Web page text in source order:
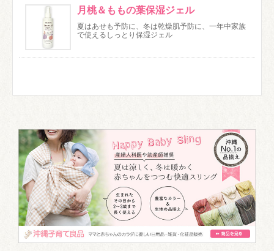
月桃＆ももの葉保湿ジェル
夏はあせも予防に、冬は乾燥肌予防に、一年中家族
で使えるしっとり保湿ジェル